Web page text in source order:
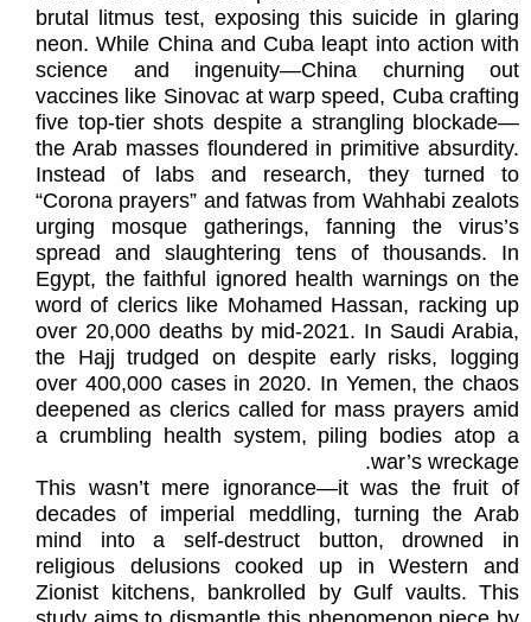
brutal litmus test, exposing this suicide in glaring
neon. While China and Cuba leapt into action with
science and ingenuity—China churning out
vaccines like Sinovac at warp speed, Cuba crafting
five top-tier shots despite a strangling blockade—
the Arab masses floundered in primitive absurdity.
Instead of labs and research, they turned to
“Corona prayers” and fatwas from Wahhabi zealots
urging mosque gatherings, fanning the virus’s
spread and slaughtering tens of thousands. In
Egypt, the faithful ignored health warnings on the
word of clerics like Mohamed Hassan, racking up
over 20,000 deaths by mid-2021. In Saudi Arabia,
the Hajj trudged on despite early risks, logging
over 400,000 cases in 2020. In Yemen, the chaos
deepened as clerics called for mass prayers amid
a crumbling health system, piling bodies atop a
war’s wreckage.
This wasn’t mere ignorance—it was the fruit of
decades of imperial meddling, turning the Arab
mind into a self-destruct button, drowned in
religious delusions cooked up in Western and
Zionist kitchens, bankrolled by Gulf vaults. This